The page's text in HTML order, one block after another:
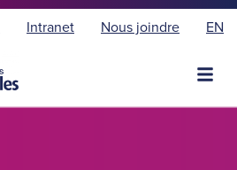
Intranet Nous joindre EN
i